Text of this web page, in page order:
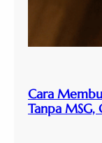
Cara
Tanpa MSG,